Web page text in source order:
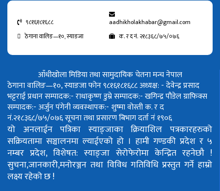
९८१६१८१६८८
aadhikholakhabar@gmail.com
ठेगाना वालिङ—१०, स्याङजा
क. र द नं. २१८३६८/७५/०७६
आँधीखोला मिडिया तथा सामुदायिक चेतना मन्च नेपाल
ठेगाना वालिङ—१०, स्याङजा फोन ९८१६१८१६८८अध्यक्ष: - देवेन्द्र प्रसाद
भट्टराईप्रधान सम्पादक:- राधाकृष्ण डुम्रेसम्पादक:- खगिन्द्र पौडेलग्राफिक्स
सम्पादक:- अर्जुन पंगेनीव्यवस्थापक:- शुष्मा वोस्तीक. र द
नं.२१८३६८/७५/०७६सूचना तथा प्रसारण बिभाग दर्ता नं १९०६
यो अनलाईन पत्रिका स्याङ्जाका क्रियाशिल पत्रकारहरुको
सक्रियतामा सञ्चालनमा ल्याईएको हो । हामी गण्डकी प्रदेश र ५
नम्बर प्रदेश, विशेषत: स्याङ्जा सेरोफेरोमा केन्द्रित रहनेछौ !
सुचना,जानकारी,मनोरञ्जन तथा विविध गतिविधि प्रस्तुत गर्ने हाम्रो
लक्ष्य रहेको छ !